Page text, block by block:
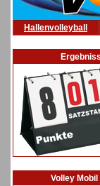
Hallenvolleyball
Volley Mobil